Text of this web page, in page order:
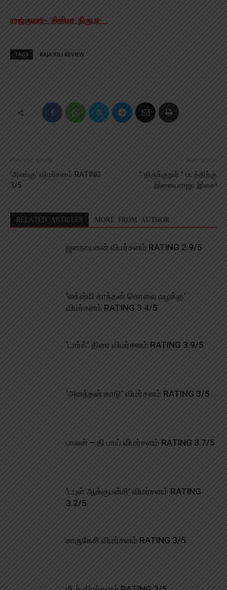
ராஜ்குமார்- சினிமா நிருபர்
TAGS RAJA KILI REVIEW
Previous article
‘அலங்கு’ விமர்சனம் RATING
3/5
Next article
” திருக்குறள் ” படத்திற்கு
இளையராஜா இசை!
RELATED ARTICLES MORE FROM AUTHOR
ஜனநாயகன் விமர்சனம் RATING 2.9/5
‘லக்‌ஷ்மி காந்தன் கொலை வழக்கு’
விமர்சனம் RATING 3.4/5
‘டார்க்’ திரை விமர்சனம் RATING 3.9/5
‘அனந்தன் காடு’ விமர்சனம் RATING 3/5
பாலன் – தி பாய் விமர்சனம் RATING 3.7/5
‘டபுள் ஆக்குபன்சி’ விமர்சனம் RATING
3.2/5
சாருகேசி விமர்சனம் RATING 3/5